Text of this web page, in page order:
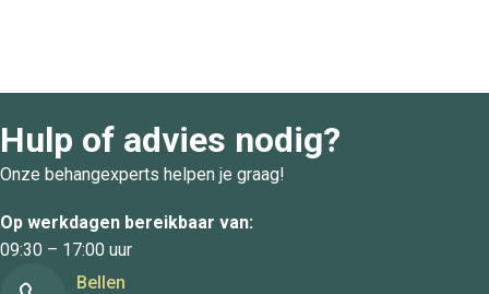
Hulp of advies nodig?
Onze behangexperts helpen je graag!
Op werkdagen bereikbaar van:
09:30 – 17:00 uur
Bellen